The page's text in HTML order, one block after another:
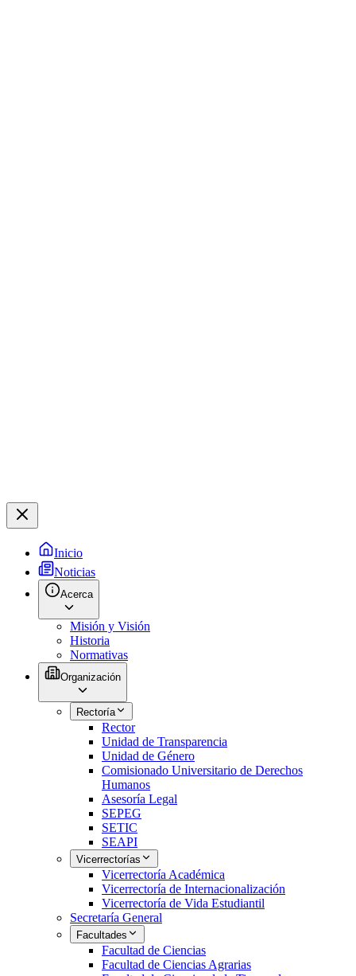
Inicio
Noticias
Acerca
Misión y Visión
Historia
Normativas
Organización
Rectoría
Rector
Unidad de Transparencia
Unidad de Género
Comisionado Universitario de Derechos
Humanos
Asesoría Legal
SEPEG
SETIC
SEAPI
Vicerrectorías
Vicerrectoría Académica
Vicerrectoría de Internacionalización
Vicerrectoría de Vida Estudiantil
Secretaría General
Facultades
Facultad de Ciencias
Facultad de Ciencias Agrarias